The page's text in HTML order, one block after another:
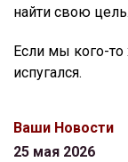
найти свою цель.
Если мы кого-то
испугался.
Ваши Новости
25 мая 2026